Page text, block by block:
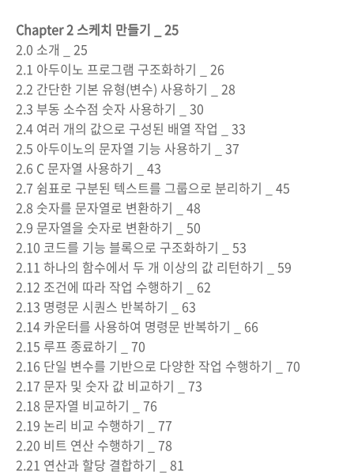
Chapter 2 스케치 만들기 _ 25
2.0 소개 _ 25
2.1 아두이노 프로그램 구조화하기 _ 26
2.2 간단한 기본 유형(변수) 사용하기 _ 28
2.3 부동 소수점 숫자 사용하기 _ 30
2.4 여러 개의 값으로 구성된 배열 작업 _ 33
2.5 아두이노의 문자열 기능 사용하기 _ 37
2.6 C 문자열 사용하기 _ 43
2.7 쉼표로 구분된 텍스트를 그룹으로 분리하기 _ 45
2.8 숫자를 문자열로 변환하기 _ 48
2.9 문자열을 숫자로 변환하기 _ 50
2.10 코드를 기능 블록으로 구조화하기 _ 53
2.11 하나의 함수에서 두 개 이상의 값 리턴하기 _ 59
2.12 조건에 따라 작업 수행하기 _ 62
2.13 명령문 시퀀스 반복하기 _ 63
2.14 카운터를 사용하여 명령문 반복하기 _ 66
2.15 루프 종료하기 _ 70
2.16 단일 변수를 기반으로 다양한 작업 수행하기 _ 70
2.17 문자 및 숫자 값 비교하기 _ 73
2.18 문자열 비교하기 _ 76
2.19 논리 비교 수행하기 _ 77
2.20 비트 연산 수행하기 _ 78
2.21 연산과 할당 결합하기 _ 81